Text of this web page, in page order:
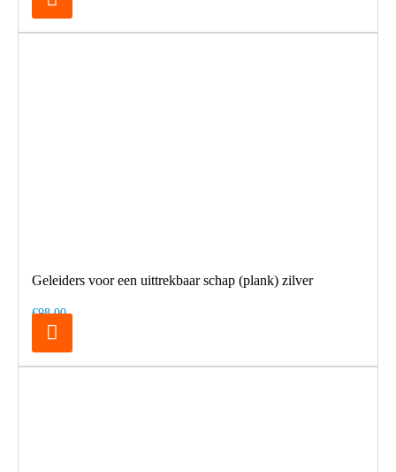
Geleiders voor een uittrekbaar schap (plank) zilver
€98,00